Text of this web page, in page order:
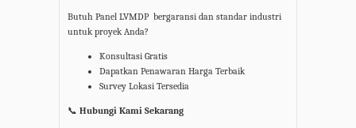
Butuh Panel LVMDP bergaransi dan standar industri
untuk proyek Anda?
Konsultasi Gratis
Dapatkan Penawaran Harga Terbaik
Survey Lokasi Tersedia
📞 Hubungi Kami Sekarang